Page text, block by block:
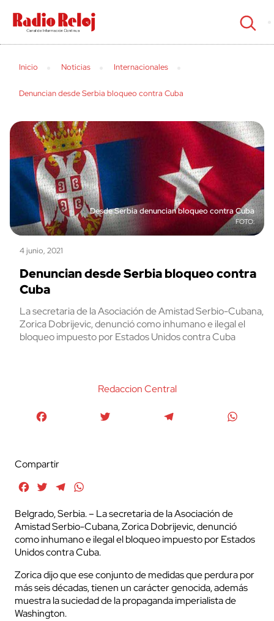
cerrar
Inicio Noticias Internacionales
Denuncian desde Serbia bloqueo contra Cuba
Desde Serbia denuncian bloqueo contra Cuba
4 junio, 2021
Denuncian desde Serbia bloqueo contra
Cuba
La secretaria de la Asociación de Amistad Serbio-Cubana,
Zorica Dobrijevic, denunció como inhumano e ilegal el
bloqueo impuesto por Estados Unidos contra Cuba
Redaccion Central
Compartir
FacebookTwitterTelegram
Belgrado, Serbia. – La secretaria de la Asociación de
Amistad Serbio-Cubana, Zorica Dobrijevic, denunció
como inhumano e ilegal el bloqueo impuesto por Estados
Unidos contra Cuba.
Zorica dijo que ese conjunto de medidas que perdura por
más seis décadas, tienen un carácter genocida, además
muestra la suciedad de la propaganda imperialista de
Washington.